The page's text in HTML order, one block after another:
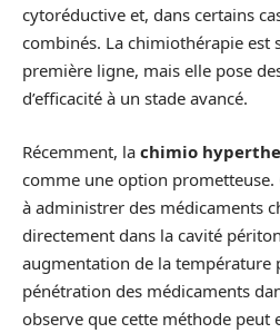
cytoréductive et, dans certains
combinés. La chimiothérapie est
première ligne, mais elle pose
d’efficacité à un stade avancé.
Récemment, la chimio
comme une option prometteuse.
à administrer des médicaments
directement dans la cavité
augmentation de la température
pénétration des médicaments
observe que cette méthode peut